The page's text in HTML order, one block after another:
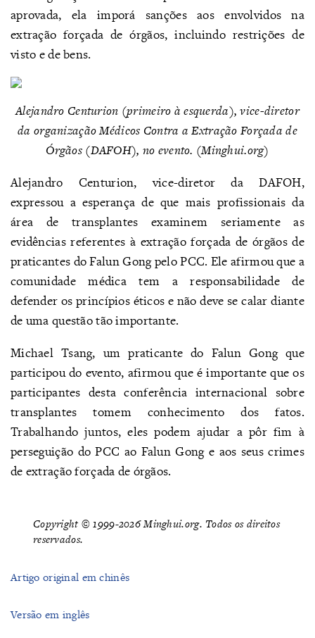
aprovada, ela imporá sanções aos envolvidos na
extração forçada de órgãos, incluindo restrições de
visto e de bens.
Alejandro Centurion (primeiro à esquerda), vice-diretor
da organização Médicos Contra a Extração Forçada de
Órgãos (DAFOH), no evento. (Minghui.org)
Alejandro Centurion, vice-diretor da DAFOH,
expressou a esperança de que mais profissionais da
área de transplantes examinem seriamente as
evidências referentes à extração forçada de órgãos de
praticantes do Falun Gong pelo PCC. Ele afirmou que a
comunidade médica tem a responsabilidade de
defender os princípios éticos e não deve se calar diante
de uma questão tão importante.
Michael Tsang, um praticante do Falun Gong que
participou do evento, afirmou que é importante que os
participantes desta conferência internacional sobre
transplantes tomem conhecimento dos fatos.
Trabalhando juntos, eles podem ajudar a pôr fim à
perseguição do PCC ao Falun Gong e aos seus crimes
de extração forçada de órgãos.
Copyright © 1999-2026 Minghui.org. Todos os direitos
reservados.
Artigo original em chinês
Versão em inglês